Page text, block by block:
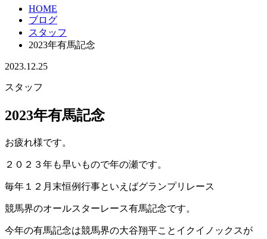
HOME
ブログ
スタッフ
2023年有馬記念
2023.12.25
スタッフ
2023年有馬記念
お疲れ様です。
２０２３年も早いもので年の瀬です。
毎年１２月末恒例行事といえばグランプリレース
競馬界のオールスターレース有馬記念です。
今年の有馬記念は競馬界の大谷翔平ことイクイノックスが